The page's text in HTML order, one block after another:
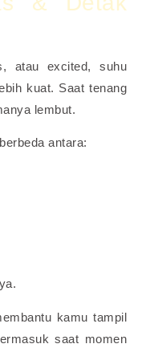
atau excited, suhu
kuat. Saat tenang
lembut.
antara:
kamu tampil
saat momen